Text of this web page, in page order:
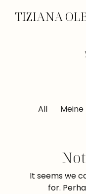
TIZIANA
All
It seems we
for.